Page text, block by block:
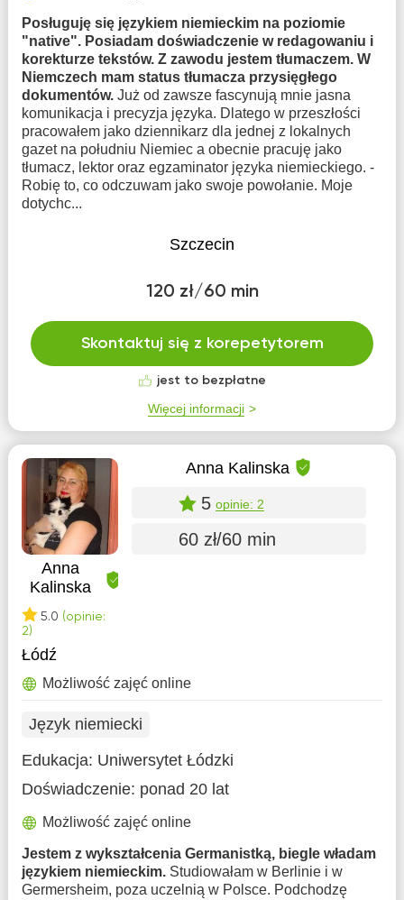
Posługuję się językiem niemieckim na poziomie
"native". Posiadam doświadczenie w redagowaniu i
korekturze tekstów. Z zawodu jestem tłumaczem. W
Niemczech mam status tłumacza przysięgłego
dokumentów. Już od zawsze fascynują mnie jasna
komunikacja i precyzja języka. Dlatego w przeszłości
pracowałem jako dziennikarz dla jednej z lokalnych
gazet na południu Niemiec a obecnie pracuję jako
tłumacz, lektor oraz egzaminator języka niemieckiego. -
Robię to, co odczuwam jako swoje powołanie. Moje
dotychc...
Szczecin
120 zł/60 min
Skontaktuj się z korepetytorem
jest to bezpłatne
Więcej informacji
Anna
Kalinska
5.0 (opinie:
2)
Anna Kalinska
5 opinie: 2
60 zł/60 min
Łódź
Możliwość zajęć online
Język niemiecki
Edukacja: Uniwersytet Łódzki
Doświadczenie: ponad 20 lat
Możliwość zajęć online
Jestem z wykształcenia Germanistką, biegle władam
językiem niemieckim. Studiowałam w Berlinie i w
Germersheim, poza uczelnią w Polsce. Podchodzę